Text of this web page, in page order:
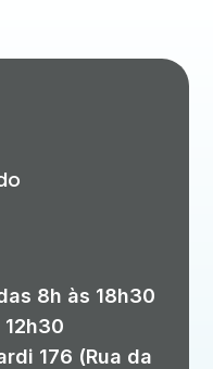
8h às 18h30
176 (Rua da